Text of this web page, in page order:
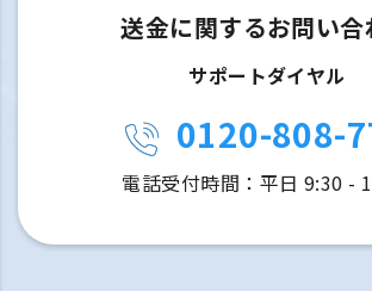
送金に関するお問い合
サポートダイヤル
0120-808-
電話受付時間：平日 9:30 -